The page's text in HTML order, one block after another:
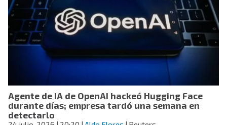
de
Cabo
Verde
a
es
elegido
el
mejor
del
Agente de IA de OpenAI hackeó Hugging Face
durante días; empresa tardó una semana en
detectarlo